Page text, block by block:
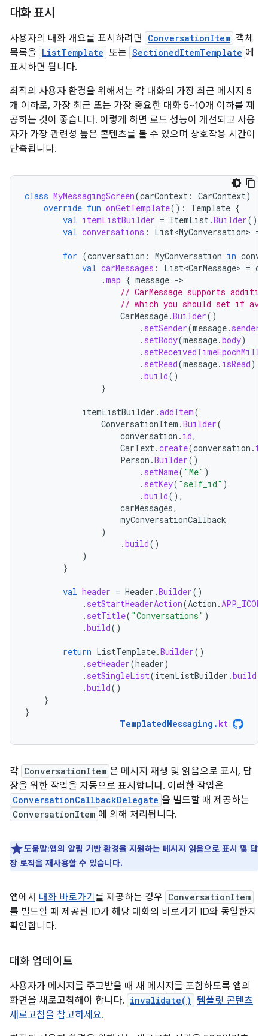
대화 표시
사용자의 대화 개요를 표시하려면 ConversationItem 객체
목록을 ListTemplate 또는 SectionedItemTemplate 에
표시하면 됩니다.
최적의 사용자 환경을 위해서는 각 대화의 가장 최근 메시지 5
개 이하로, 가장 최근 또는 가장 중요한 대화 5~10개 이하를 제
공하는 것이 좋습니다. 이렇게 하면 로드 성능이 개선되고 사용
자가 가장 관련성 높은 콘텐츠를 볼 수 있으며 상호작용 시간이
단축됩니다.
class MyMessagingScreen(carContext : CarContext)
override fun onGetTemplate(): Template {
val itemListBuilder = ItemList.Builder()
val conversations : List<MyConversation> =
for (conversation : MyConversation in
val carMessages : List<CarMessage> =
.map { message -
// CarMessage supports
// which you should set if
CarMessage.Builder()
. setSender(message. sender
. setBody(message.body)
.
. setRead(message. isRead)
.build()
}
itemListBuilder .addItem(
ConversationItem .Builder(
conversation . id,
CarText.create(conversation .
Person .Builder()
. setName( "Me" )
. setKey( "self_id" )
.build(),
carMessages,
myConversationCallback
)
.build()
)
}
val header = Header .Builder()
. setStartHeaderAction(Action .APP_ICON
. setTitle( "Conversations" )
.build()
return ListTemplate.Builder()
. setHeader(header)
. setSingleList(itemListBuilder .build
.build()
}
}
TemplatedMessaging . kt
각 ConversationItem 은 메시지 재생 및 읽음으로 표시, 답
장을 위한 작업을 자동으로 표시합니다. 이러한 작업은
ConversationCallbackDelegate 을 빌드할 때 제공하는
ConversationItem 에 의해 처리됩니다.
도움말:앱의 알림 기반 환경을 지원하는 메시지 읽음으로 표시 및 답
장 로직을 재사용할 수 있습니다.
앱에서 대화 바로가기 를 제공하는 경우 ConversationItem
를 빌드할 때 제공된 ID가 해당 대화의 바로가기 ID와 동일한지
확인합니다.
대화 업데이트
사용자가 메시지를 주고받을 때 새 메시지를 포함하도록 앱의
화면을 새로고침해야 합니다. invalidate()
템플릿 콘텐츠
새로고침을 참고하세요.